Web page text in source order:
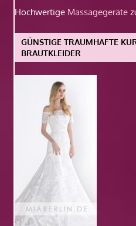
Hochwertige Massagegeräte
GÜNSTIGE TRAUMHAFTE
BRAUTKLEIDER